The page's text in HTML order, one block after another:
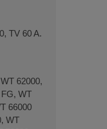
TV 60 A.
62000,
WT
66000
WT